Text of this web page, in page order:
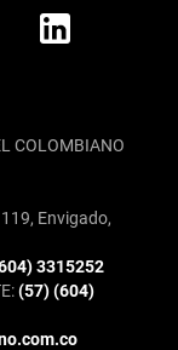
COLOMBIANO
Envigado,
3315252
(57) (604)